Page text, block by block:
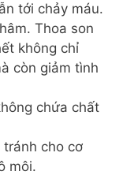
tới chảy máu.
Thoa son
không chỉ
còn giảm tình
chứa chất
cho cơ
môi.